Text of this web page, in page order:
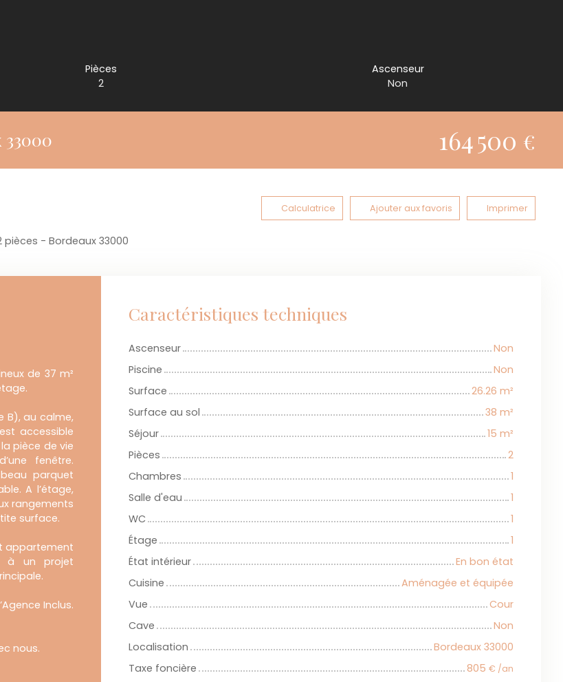
Pièces
2
Ascenseur
Non
164 500 €
Calculatrice Ajouter aux favoris Imprimer
- Bordeaux 33000
de 37 m²
B), au calme,
accessible
pièce de vie
fenêtre.
parquet
A l’étage,
rangements
surface.
appartement
à un projet
Inclus.
nous.
Caractéristiques techniques
Ascenseur
Non
Piscine
Non
Surface
26.26 m²
Surface au sol
38 m²
Séjour
15 m²
Pièces
2
Chambres
1
Salle d'eau
1
WC
1
Étage
1
État intérieur
En bon état
Cuisine
Aménagée et équipée
Vue
Cour
Cave
Non
Localisation
Bordeaux 33000
Taxe foncière
805 € /an